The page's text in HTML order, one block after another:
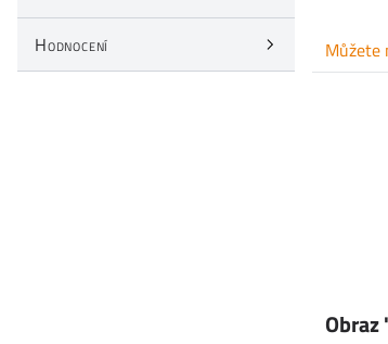
Hodnocení Můžete
Obraz